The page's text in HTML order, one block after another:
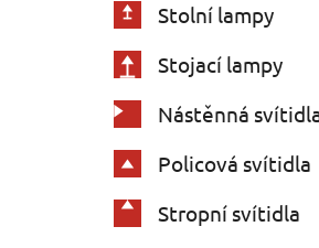
Stolní lampy
Stojací lampy
Nástěnná
Policová svítidla
Stropní svítidla